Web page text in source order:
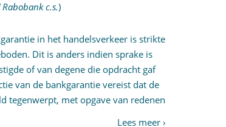
Rabobank c.s.)
in het handelsverkeer is strikte
Dit is anders indien sprake is
of van degene die opdracht gaf
van de bankgarantie vereist dat de
tegenwerpt, met opgave van redenen